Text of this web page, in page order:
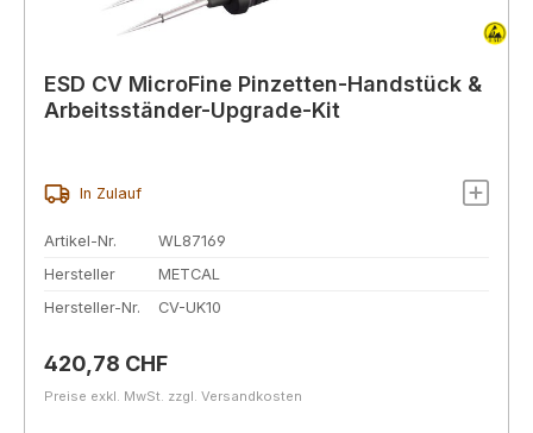
ESD CV MicroFine Pinzetten-Handstück &
Arbeitsständer-Upgrade-Kit
In Zulauf
Artikel-Nr.
WL87169
Hersteller
METCAL
Hersteller-Nr.
CV-UK10
Regulärer Preis:
420,78 CHF
Preise exkl. MwSt. zzgl. Versandkosten